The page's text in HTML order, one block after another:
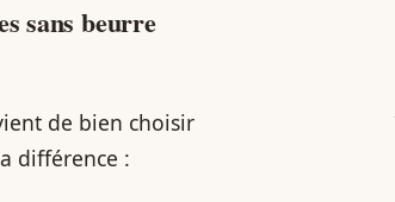
sans beurre
de bien choisir
différence :